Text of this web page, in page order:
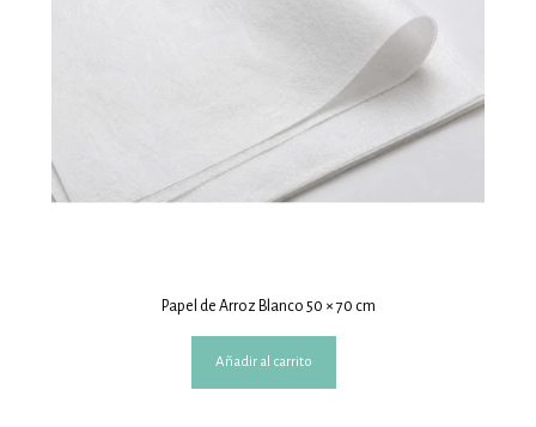
Papel de Arroz Blanco 50 × 70 cm
Añadir al carrito